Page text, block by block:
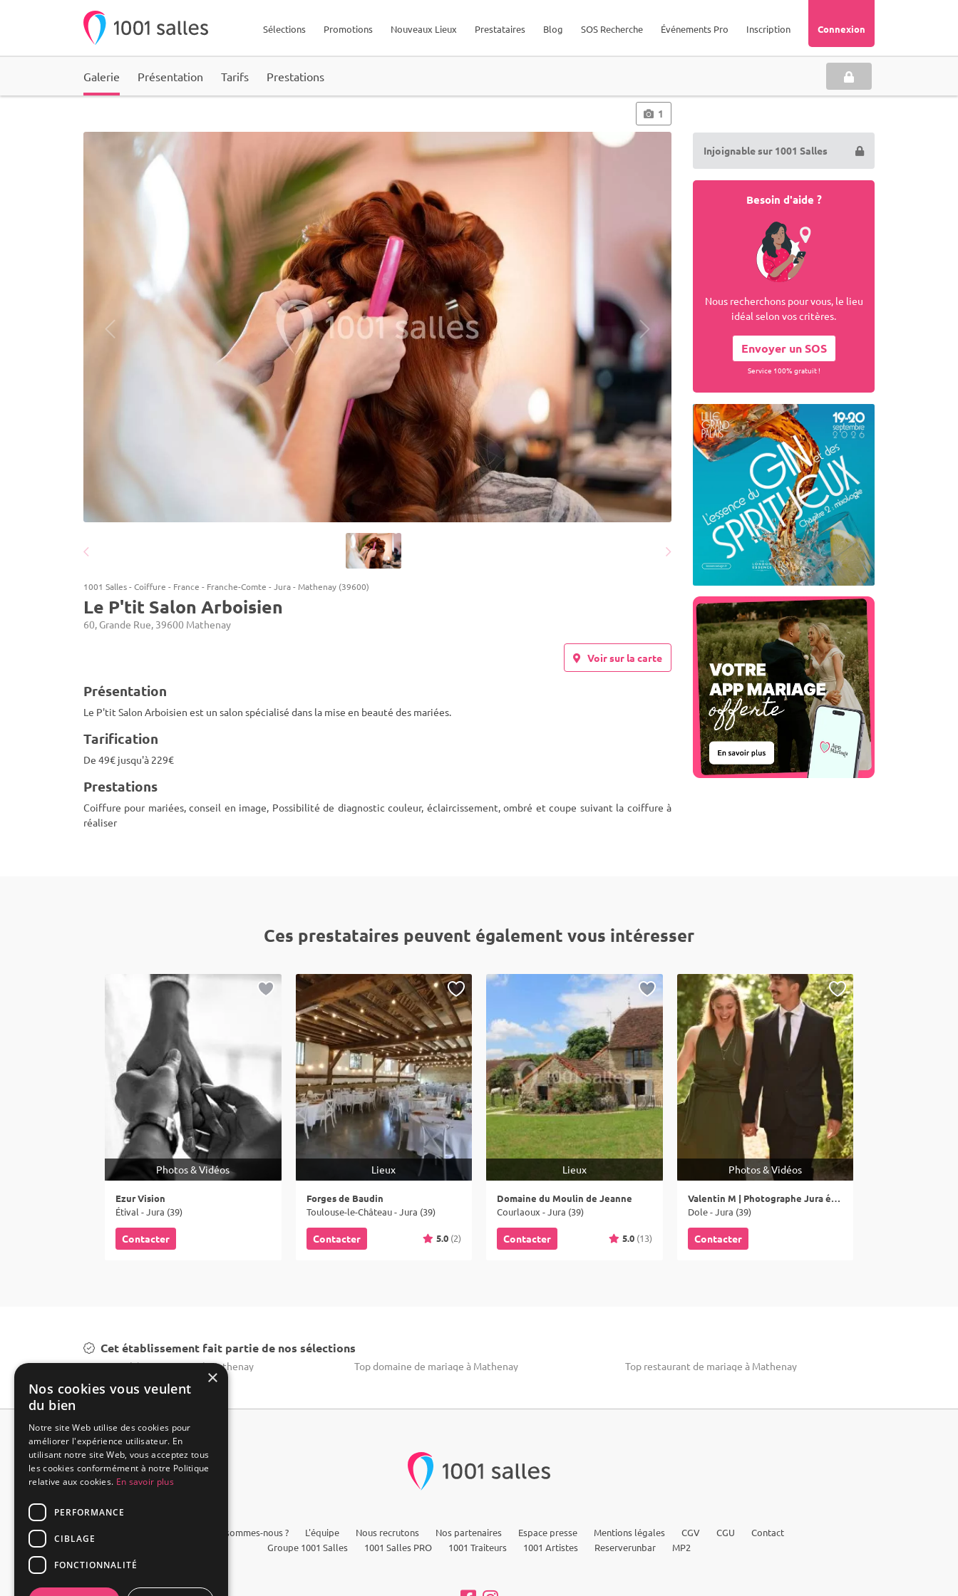
Connexion
Inscription
Événements Pro
SOS Recherche
Blog
Prestataires
Nouveaux Lieux
Promotions
Sélections
Galerie Présentation Tarifs Prestations
1
1001 Salles-Coiffure - France - Franche-Comte -Jura- Mathenay (39600)
Le P'tit Salon Arboisien
60, Grande Rue, 39600 Mathenay
Voir sur la carte
Présentation
Le P'tit Salon Arboisien est un salon spécialisé dans la mise en beauté des mariées.
Tarification
De 49€ jusqu'à 229€
Prestations
Coiffure pour mariées, conseil en image, Possibilité de diagnostic couleur, éclaircissement, ombré et coupe suivant la coiffure à
réaliser
Injoignable sur 1001 Salles
Besoin d'aide ?
Nous recherchons pour vous, le lieu
idéal selon vos critères.
Envoyer un SOS
Service 100% gratuit !
Ces prestataires peuvent également vous intéresser
Photos & Vidéos
Ezur Vision
Étival - Jura (39)
Contacter
Lieux
Forges de Baudin
Toulouse-le-Château - Jura (39)
Contacter 5.0 (2)
Lieux
Domaine du Moulin de Jeanne
Courlaoux - Jura (39)
Contacter 5.0 (13)
Photos & Vidéos
Valentin M | Photographe Jura émotions
Dole - Jura (39)
Contacter
Cet établissement fait partie de nos sélections
Location château mariage à Mathenay Top domaine de mariage à Mathenay Top restaurant de mariage à Mathenay
Qui sommes-nous ? L'équipe Nous recrutons Nos partenaires Espace presse Mentions légales CGV CGU
Contact
Groupe 1001 Salles
1001 Salles PRO 1001 Traiteurs 1001 Artistes Reserverunbar MP2
×
Nos cookies vous veulent
du bien
Notre site Web utilise des cookies pour
améliorer l'expérience utilisateur. En
utilisant notre site Web, vous acceptez tous
les cookies conformément à notre Politique
relative aux cookies. En savoir plus
PERFORMANCE
CIBLAGE
FONCTIONNALITÉ